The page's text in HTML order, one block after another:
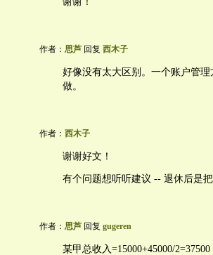
作者： 思芦 回复 西木子
好像没有太大区别。一个账户管
做。
作者： 西木子
谢谢好文！
有个问题想听听建议 -- 退休后是
作者： 思芦 回复 gugeren
某甲总收入=15000+45000/2=37500